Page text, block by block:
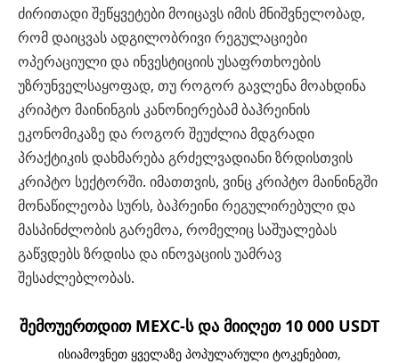
ძირითადი შეწყვეტები მოიცავს იმის მნიშვნელობად,
რომ დაიცვას ადგილობრივი რეგულაციები
ოპერაციული და ინვესტიციის უსაფრთხოების
უზრუნველსაყოფად, თუ როგორ გავლენა მოახდინა
კრიპტო მაინინგის კანონიერებამ ბაჰრეინის
ეკონომიკაზე და როგორ შეუძლია მდგრადი
პრაქტიკის დახმარება გრძელვადიანი ზრდისთვის
კრიპტო სექტორში. იმათთვის, ვინც კრიპტო მაინინგში
მონაწილეობა სურს, ბაჰრეინი რეგულირებული და
მასპინძლობის გარემოა, რომელიც საშუალებას
გაწვდებს ზრდისა და ინოვაციის უამრავ
შესაძლებლობას.
შემოუერთდით MEXC-ს და მიიღეთ 10 000 USDT
ისიამოვნეთ ყველაზე პოპულარული ტოკენებით,